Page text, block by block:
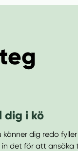
dig i kö
känner dig redo
in det för att ansöka